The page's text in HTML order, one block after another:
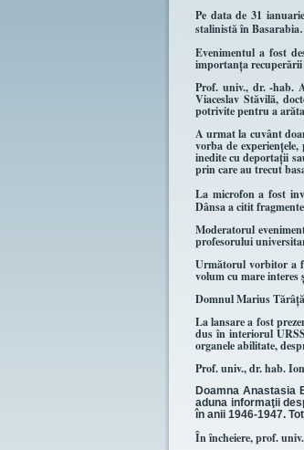
Pe data de 31
stalinistă în
Evenimentul a fost
importanţa recuperării
Prof. univ., dr. -hab.
Viaceslav Stăvilă,
potrivite pentru a
A urmat la cuvânt
vorba de
inedite cu deportaţii
prin care au trecut
La microfon a fost
Dânsa a citit
Moderatorul
profesorului
Următorul vorbitor a
volum cu mare interes
Domnul Marius
La lansare a fost
dus în interiorul
organele abilitate,
Prof. univ., dr. hab.
Doamna Anastasia
aduna informaţii
în anii 1946-1947.
În încheiere, prof.